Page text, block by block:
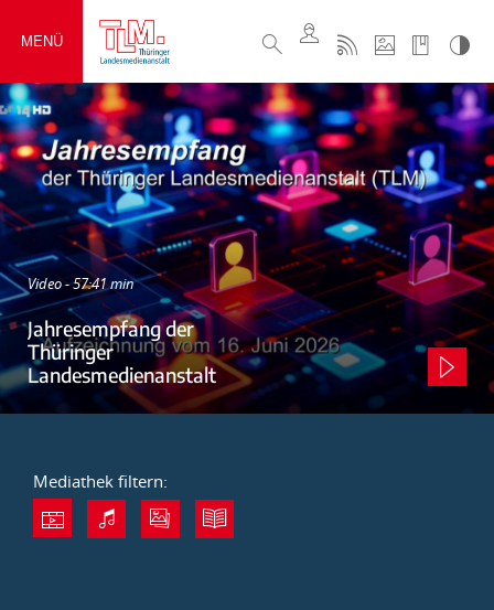
MENÜ
Video - 57:41 min
Jahresempfang der
Thüringer
Landesmedienanstalt
Mediathek filtern: